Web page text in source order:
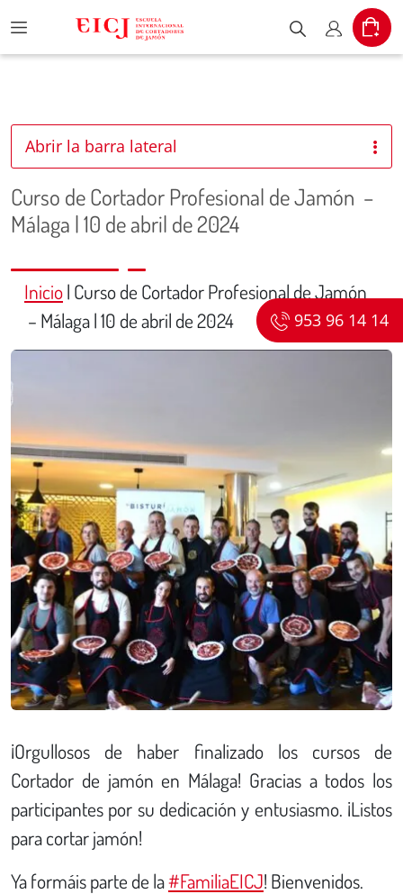
Menu
Escribe el
Mi
Cart
953 96 14 14
Curso de Cortador Profesional de Jamón –
Málaga | 10 de abril de 2024
Inicio| Curso de Cortador Profesional de Jamón
– Málaga | 10 de abril de 2024
¡Orgullosos de haber finalizado los cursos de
Cortador de jamón en Málaga! Gracias a todos los
participantes por su dedicación y entusiasmo. ¡Listos
para cortar jamón!
Ya formáis parte de la#FamiliaEICJ! Bienvenidos.
Abrir la barra lateral